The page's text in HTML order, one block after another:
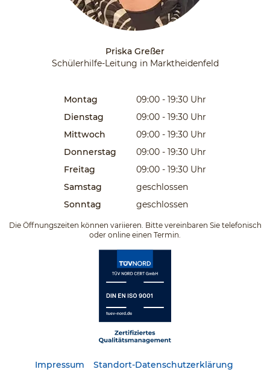
Priska Greßer
Schülerhilfe-Leitung in Marktheidenfeld
Montag 09:00 - 19:30 Uhr
Dienstag
09:00 - 19:30 Uhr
Mittwoch
09:00 - 19:30 Uhr
Donnerstag
09:00 - 19:30 Uhr
Freitag
09:00 - 19:30 Uhr
Samstag
geschlossen
Sonntag
geschlossen
Die Öffnungszeiten können variieren. Bitte vereinbaren Sie telefonisch
oder online einen Termin.
Impressum Standort-Datenschutzerklärung